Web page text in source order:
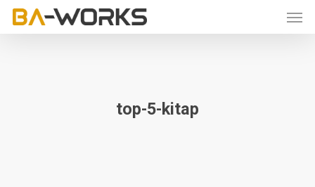
Skip
main
top-5-kitap